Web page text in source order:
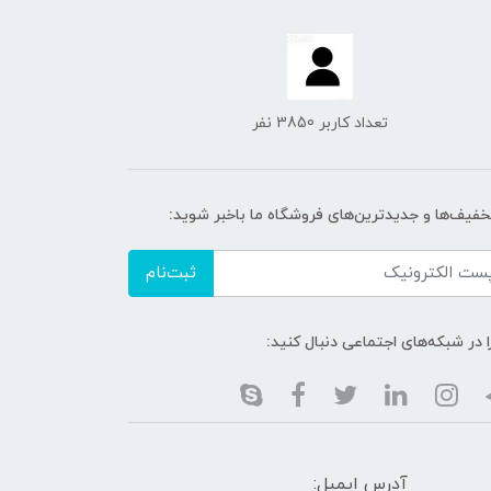
تعداد کاربر 3850 نفر
و جدیدترین‌های فروشگاه ما باخبر شوید:
ثبت‌نام
در شبکه‌های اجتماعی دنبال کنید:
آدرس ایمیل: